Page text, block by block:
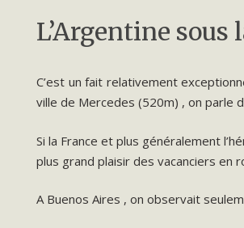
L’Argentine sous
C’est un fait relativement
ville de Mercedes (520m) , on parle
Si la France et plus généralement
plus grand plaisir des vacanciers en
A Buenos Aires , on observait